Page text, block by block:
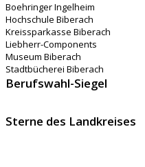
Boehringer Ingelheim
Hochschule Biberach
Kreissparkasse Biberach
Liebherr-Components
Museum Biberach
Stadtbücherei Biberach
Berufswahl-Siegel
Sterne des Landkreises